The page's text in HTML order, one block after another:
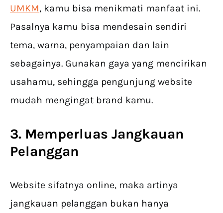
UMKM, kamu bisa menikmati manfaat ini.
Pasalnya kamu bisa mendesain sendiri
tema, warna, penyampaian dan lain
sebagainya. Gunakan gaya yang mencirikan
usahamu, sehingga pengunjung website
mudah mengingat brand kamu.
3. Memperluas Jangkauan
Pelanggan
Website sifatnya online, maka artinya
jangkauan pelanggan bukan hanya